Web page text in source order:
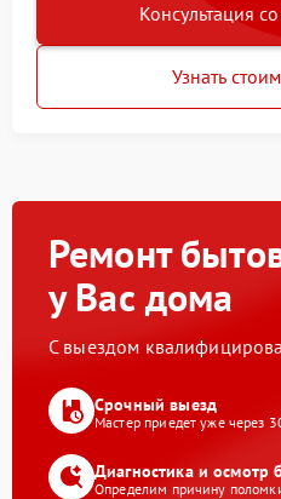
Консультация
Узнать
Ремонт
у Вас дома
С выездом
Срочный выезд
Мастер приедет уже через
Диагностика и осмотр
Определим причину